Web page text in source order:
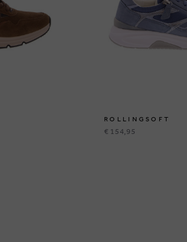
ROLLINGSOFT
€ 154,95